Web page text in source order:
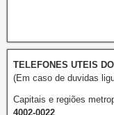
TELEFONES UTEIS
(Em caso de duvidas
Capitais e regiões
4002-0022